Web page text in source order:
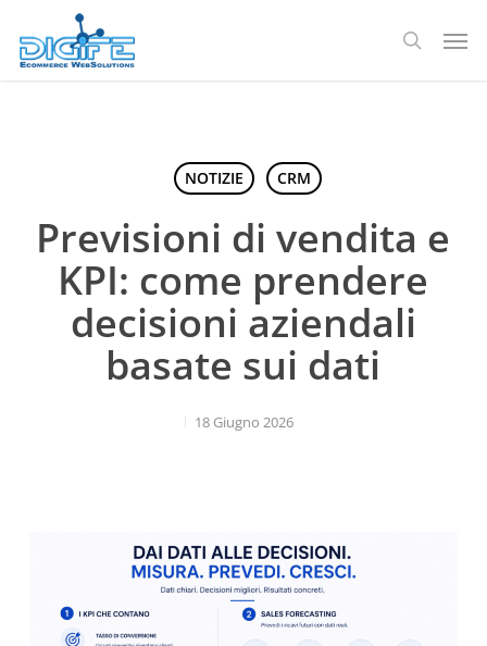
contenuto
ricerca
NOTIZIE CRM
Previsioni di vendita e
KPI: come prendere
decisioni aziendali
basate sui dati
18 Giugno 2026